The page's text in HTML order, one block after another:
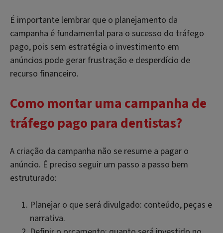
É importante lembrar que o planejamento da
campanha é fundamental para o sucesso do tráfego
pago, pois sem estratégia o investimento em
anúncios pode gerar frustração e desperdício de
recurso financeiro.
Como montar uma campanha de
tráfego pago para dentistas?
A criação da campanha não se resume a pagar o
anúncio. É preciso seguir um passo a passo bem
estruturado:
Planejar o que será divulgado: conteúdo, peças e
narrativa.